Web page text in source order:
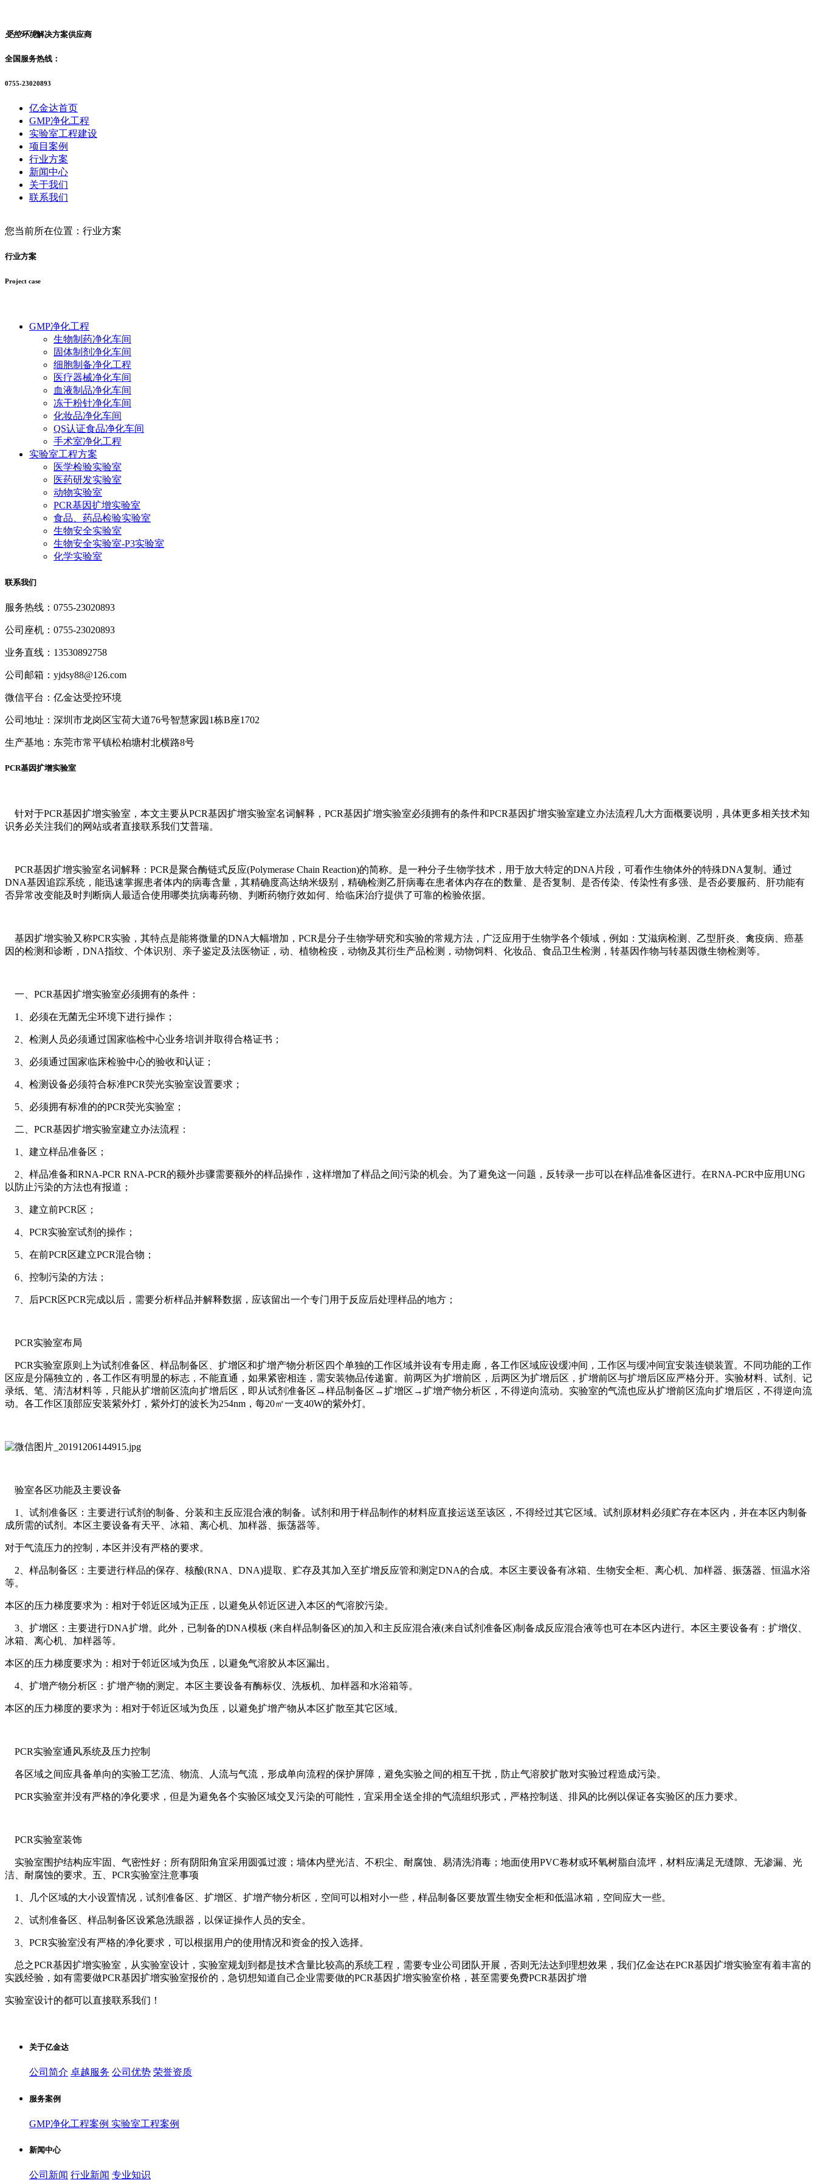
受控环境解决方案供应商
全国服务热线：
0755-23020893
亿金达首页
GMP净化工程
实验室工程建设
项目案例
行业方案
新闻中心
关于我们
联系我们
您当前所在位置：行业方案
行业方案
Project case
GMP净化工程
生物制药净化车间
固体制剂净化车间
细胞制备净化工程
医疗器械净化车间
血液制品净化车间
冻干粉针净化车间
化妆品净化车间
QS认证食品净化车间
手术室净化工程
实验室工程方案
医学检验实验室
医药研发实验室
动物实验室
PCR基因扩增实验室
食品、药品检验实验室
生物安全实验室
生物安全实验室-P3实验室
化学实验室
联系我们
服务热线：0755-23020893
公司座机：0755-23020893
业务直线：13530892758
公司邮箱：yjdsy88@126.com
微信平台：亿金达受控环境
公司地址：深圳市龙岗区宝荷大道76号智慧家园1栋B座1702
生产基地：东莞市常平镇松柏塘村北横路8号
PCR基因扩增实验室
针对于PCR基因扩增实验室，本文主要从PCR基因扩增实验室名词解释，PCR基因扩增实验室必须拥有的条件和PCR基因扩增实验室建立办法流程几大方面概要说明，具体更多相关技术知
识务必关注我们的网站或者直接联系我们艾普瑞。
PCR基因扩增实验室名词解释：PCR是聚合酶链式反应(Polymerase Chain Reaction)的简称。是一种分子生物学技术，用于放大特定的DNA片段，可看作生物体外的特殊DNA复制。通过
DNA基因追踪系统，能迅速掌握患者体内的病毒含量，其精确度高达纳米级别，精确检测乙肝病毒在患者体内存在的数量、是否复制、是否传染、传染性有多强、是否必要服药、肝功能有
否异常改变能及时判断病人最适合使用哪类抗病毒药物、判断药物疗效如何、给临床治疗提供了可靠的检验依据。
基因扩增实验又称PCR实验，其特点是能将微量的DNA大幅增加，PCR是分子生物学研究和实验的常规方法，广泛应用于生物学各个领域，例如：艾滋病检测、乙型肝炎、禽疫病、癌基
因的检测和诊断，DNA指纹、个体识别、亲子鉴定及法医物证，动、植物检疫，动物及其衍生产品检测，动物饲料、化妆品、食品卫生检测，转基因作物与转基因微生物检测等。
一、PCR基因扩增实验室必须拥有的条件：
1、必须在无菌无尘环境下进行操作；
2、检测人员必须通过国家临检中心业务培训并取得合格证书；
3、必须通过国家临床检验中心的验收和认证；
4、检测设备必须符合标准PCR荧光实验室设置要求；
5、必须拥有标准的的PCR荧光实验室；
二、PCR基因扩增实验室建立办法流程：
1、建立样品准备区；
2、样品准备和RNA-PCR RNA-PCR的额外步骤需要额外的样品操作，这样增加了样品之间污染的机会。为了避免这一问题，反转录一步可以在样品准备区进行。在RNA-PCR中应用UNG
以防止污染的方法也有报道；
3、建立前PCR区；
4、PCR实验室试剂的操作；
5、在前PCR区建立PCR混合物；
6、控制污染的方法；
7、后PCR区PCR完成以后，需要分析样品并解释数据，应该留出一个专门用于反应后处理样品的地方；
PCR实验室布局
PCR实验室原则上为试剂准备区、样品制备区、扩增区和扩增产物分析区四个单独的工作区域并设有专用走廊，各工作区域应设缓冲间，工作区与缓冲间宜安装连锁装置。不同功能的工作
区应是分隔独立的，各工作区有明显的标志，不能直通，如果紧密相连，需安装物品传递窗。前两区为扩增前区，后两区为扩增后区，扩增前区与扩增后区应严格分开。实验材料、试剂、记
录纸、笔、清洁材料等，只能从扩增前区流向扩增后区，即从试剂准备区→样品制备区→扩增区→扩增产物分析区，不得逆向流动。实验室的气流也应从扩增前区流向扩增后区，不得逆向流
动。各工作区顶部应安装紫外灯，紫外灯的波长为254nm，每20㎡一支40W的紫外灯。
验室各区功能及主要设备
1、试剂准备区：主要进行试剂的制备、分装和主反应混合液的制备。试剂和用于样品制作的材料应直接运送至该区，不得经过其它区域。试剂原材料必须贮存在本区内，并在本区内制备
成所需的试剂。本区主要设备有天平、冰箱、离心机、加样器、振荡器等。
对于气流压力的控制，本区并没有严格的要求。
2、样品制备区：主要进行样品的保存、核酸(RNA、DNA)提取、贮存及其加入至扩增反应管和测定DNA的合成。本区主要设备有冰箱、生物安全柜、离心机、加样器、振荡器、恒温水浴
等。
本区的压力梯度要求为：相对于邻近区域为正压，以避免从邻近区进入本区的气溶胶污染。
3、扩增区：主要进行DNA扩增。此外，已制备的DNA模板 (来自样品制备区)的加入和主反应混合液(来自试剂准备区)制备成反应混合液等也可在本区内进行。本区主要设备有：扩增仪、
冰箱、离心机、加样器等。
本区的压力梯度要求为：相对于邻近区域为负压，以避免气溶胶从本区漏出。
4、扩增产物分析区：扩增产物的测定。本区主要设备有酶标仪、洗板机、加样器和水浴箱等。
本区的压力梯度的要求为：相对于邻近区域为负压，以避免扩增产物从本区扩散至其它区域。
PCR实验室通风系统及压力控制
各区域之间应具备单向的实验工艺流、物流、人流与气流，形成单向流程的保护屏障，避免实验之间的相互干扰，防止气溶胶扩散对实验过程造成污染。
PCR实验室并没有严格的净化要求，但是为避免各个实验区域交叉污染的可能性，宜采用全送全排的气流组织形式，严格控制送、排风的比例以保证各实验区的压力要求。
PCR实验室装饰
实验室围护结构应牢固、气密性好；所有阴阳角宜采用圆弧过渡；墙体内壁光洁、不积尘、耐腐蚀、易清洗消毒；地面使用PVC卷材或环氧树脂自流坪，材料应满足无缝隙、无渗漏、光
洁、耐腐蚀的要求。五、PCR实验室注意事项
1、几个区域的大小设置情况，试剂准备区、扩增区、扩增产物分析区，空间可以相对小一些，样品制备区要放置生物安全柜和低温冰箱，空间应大一些。
2、试剂准备区、样品制备区设紧急洗眼器，以保证操作人员的安全。
3、PCR实验室没有严格的净化要求，可以根据用户的使用情况和资金的投入选择。
总之PCR基因扩增实验室，从实验室设计，实验室规划到都是技术含量比较高的系统工程，需要专业公司团队开展，否则无法达到理想效果，我们亿金达在PCR基因扩增实验室有着丰富的
实践经验，如有需要做PCR基因扩增实验室报价的，急切想知道自己企业需要做的PCR基因扩增实验室价格，甚至需要免费PCR基因扩增
实验室设计的都可以直接联系我们！
关于亿金达
公司简介 卓越服务 公司优势 荣誉资质
服务案例
GMP净化工程案例 实验室工程案例
新闻中心
公司新闻 行业新闻 专业知识